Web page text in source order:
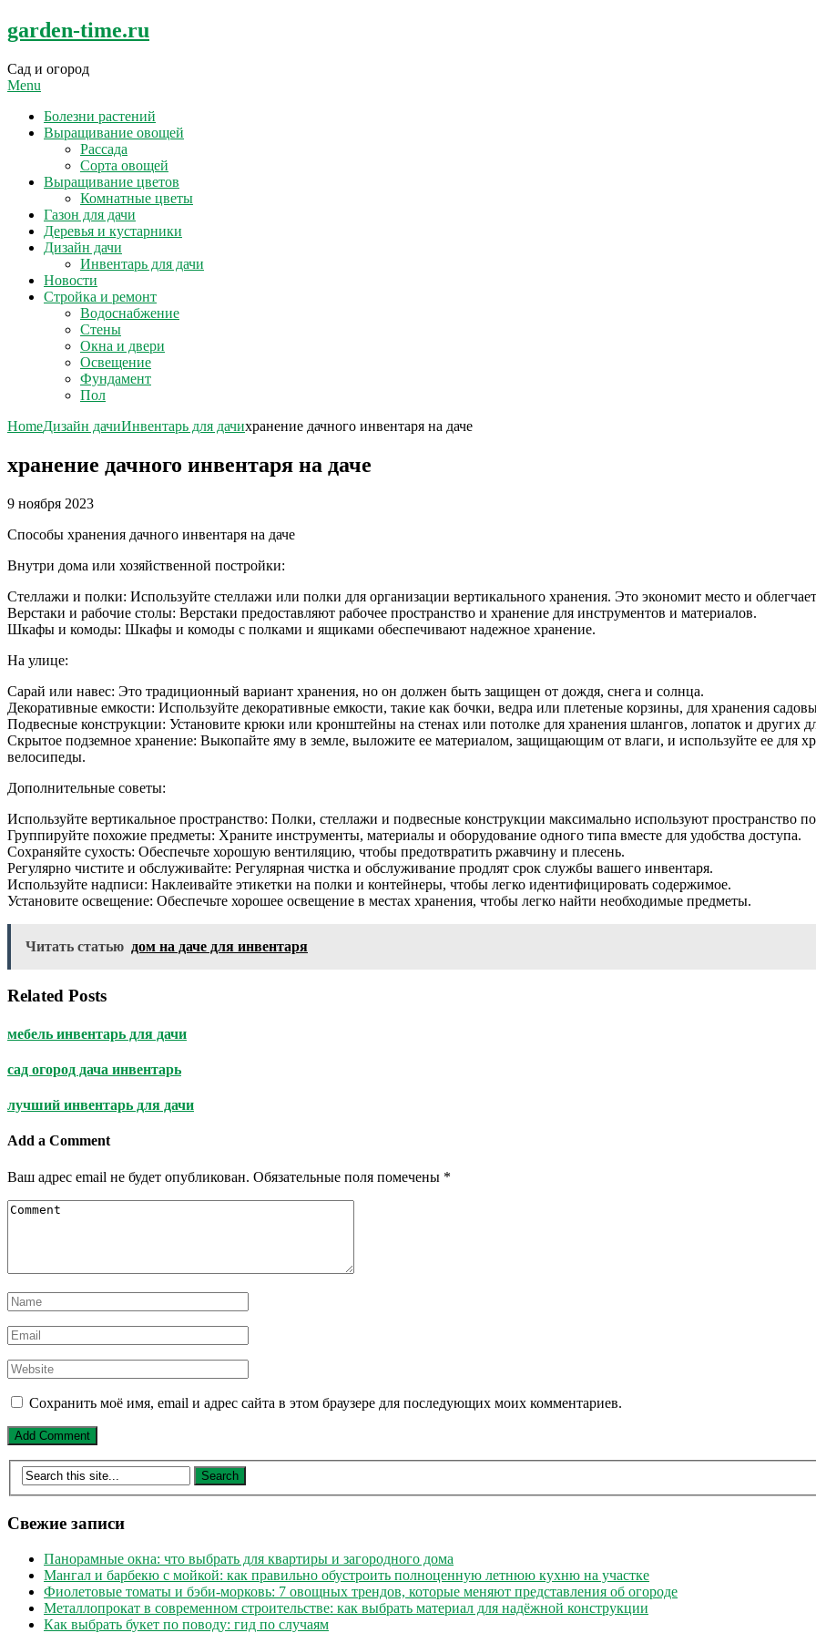
Skip
to
garden-time.ru
Сад и огород
Menu
Болезни растений
Выращивание овощей
Рассада
Сорта овощей
Выращивание цветов
Комнатные цветы
Газон для дачи
Деревья и кустарники
Дизайн дачи
Инвентарь для дачи
Новости
Стройка и ремонт
Водоснабжение
Стены
Окна и двери
Освещение
Фундамент
Пол
HomeДизайн дачиИнвентарь для дачихранение дачного инвентаря на даче
хранение дачного инвентаря на даче
9 ноября 2023
Способы хранения дачного инвентаря на даче
Внутри дома или хозяйственной постройки:
Стеллажи и полки: Используйте стеллажи или полки для организации вертикального хранения. Это экономит место и
Верстаки и рабочие столы: Верстаки предоставляют рабочее пространство и хранение для инструментов и материалов.
Шкафы и комоды: Шкафы и комоды с полками и ящиками обеспечивают надежное хранение.
На улице:
Сарай или навес: Это традиционный вариант хранения, но он должен быть защищен от дождя, снега и солнца.
Декоративные емкости: Используйте декоративные емкости, такие как бочки, ведра или плетеные корзины, для хранения
Подвесные конструкции: Установите крюки или кронштейны на стенах или потолке для хранения шлангов, лопаток и других
Скрытое подземное хранение: Выкопайте яму в земле, выложите ее материалом, защищающим от влаги, и используйте ее для
велосипеды.
Дополнительные советы:
Используйте вертикальное пространство: Полки, стеллажи и подвесные конструкции максимально используют пространство
Группируйте похожие предметы: Храните инструменты, материалы и оборудование одного типа вместе для удобства доступа.
Сохраняйте сухость: Обеспечьте хорошую вентиляцию, чтобы предотвратить ржавчину и плесень.
Регулярно чистите и обслуживайте: Регулярная чистка и обслуживание продлят срок службы вашего инвентаря.
Используйте надписи: Наклеивайте этикетки на полки и контейнеры, чтобы легко идентифицировать содержимое.
Установите освещение: Обеспечьте хорошее освещение в местах хранения, чтобы легко найти необходимые предметы.
Читать статью дом на даче для инвентаря
Related Posts
мебель инвентарь для дачи
сад огород дача инвентарь
лучший инвентарь для дачи
Add a Comment
Ваш адрес email не будет опубликован. Обязательные поля помечены *
Сохранить моё имя, email и адрес сайта в этом браузере для последующих моих комментариев.
Свежие записи
Панорамные окна: что выбрать для квартиры и загородного дома
Мангал и барбекю с мойкой: как правильно обустроить полноценную летнюю кухню на участке
Фиолетовые томаты и бэби-морковь: 7 овощных трендов, которые меняют представления об огороде
Металлопрокат в современном строительстве: как выбрать материал для надёжной конструкции
Как выбрать букет по поводу: гид по случаям